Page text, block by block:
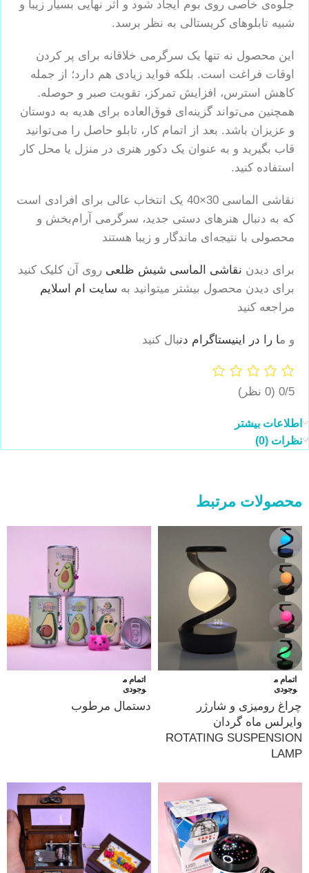
جلوه‌ی خاصی روی بوم ایجاد شود و اثر نهایی بسیار زیبا و
شبیه تابلوهای کریستالی به نظر برسد.
این محصول نه تنها یک سرگرمی خلاقانه برای پر کردن
اوقات فراغت است. بلکه فواید زیادی هم دارد؛ از جمله
کاهش استرس، افزایش تمرکز، تقویت صبر و حوصله.
همچنین می‌تواند گزینه‌ای فوق‌العاده برای هدیه به دوستان
و عزیزان باشد. بعد از اتمام کار، تابلو حاصل را می‌توانید
قاب بگیرید و به عنوان یک دکور هنری در منزل یا محل کار
استفاده کنید.
نقاشی الماسی 30×40 یک انتخاب عالی برای افرادی است
که به دنبال هنرهای دستی جدید، سرگرمی آرام‌بخش و
محصولی با نتیجه‌ای ماندگار و زیبا هستند
برای دیدن نقاشی الماسی شیش ظلعی روی آن کلیک کنید
برای دیدن محصول بیشتر میتوانید به سایت ام اسلایم
مراجعه کنید
و ما را در اینیستاگرام دنبال کنید
0/5 (0 نظر)
اطلاعات بیشتر
نظرات (0)
محصولات مرتبط
اتمام م
وجودی
چراغ رومیزی و شارژر
وایرلس ماه گردان
ROTATING SUSPENSION
LAMP
اتمام م
وجودی
دستمال مرطوب